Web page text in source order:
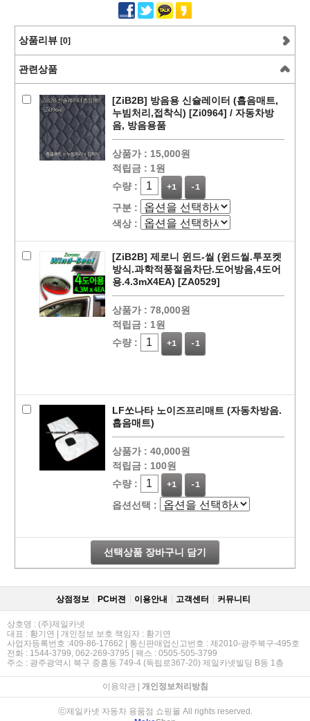
페이코 ID로
PAYCO 바로
상품리뷰 [0]
관련상품
[ZiB2B] 방음용 신슐레이터 (흡음매트,
누빔처리,접착식) [Zi0964] / 자동차방
음, 방음용품
상품가 : 15,000원
적립금 : 1원
수량 :
+1 -1
구분 :
색상 :
[ZiB2B] 제로니 윈드-씰 (윈드씰.투포켓
방식.과학적풍절음차단.도어방음,4도어
용.4.3mX4EA) [ZA0529]
상품가 : 78,000원
적립금 : 1원
수량 :
+1 -1
LF쏘나타 노이즈프리매트 (자동차방음.
흡음매트)
상품가 : 40,000원
적립금 : 100원
수량 :
+1 -1
옵션선택 :
선택상품 장바구니 담기
상점정보 PC버젼 이용안내 고객센터 커뮤니티
상호명 : (주)제일카넷
대표 : 황기연 | 개인정보 보호 책임자 : 황기연
사업자등록번호 :409-86-17662 | 통신판매업신고번호 : 제2010-광주북구-495호
전화 : 1544-3799, 062-269-3795 | 팩스 : 0505-505-3799
주소 : 광주광역시 북구 중흥동 749-4 (독립로367-20) 제일카넷빌딩 B동 1층
이용약관| 개인정보처리방침
ⓒ제일카넷 자동차 용품점 쇼핑몰 All rights reserved.